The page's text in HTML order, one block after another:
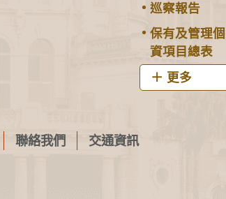
巡察報告
保有及管理個
資項目總表
更多
聯絡我們 交通資訊